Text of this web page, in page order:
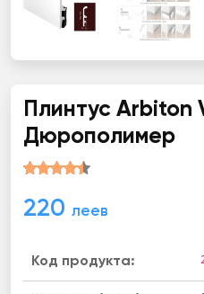
Плинтус Arbiton
Дюрополимер
220 леев
Код продукта: